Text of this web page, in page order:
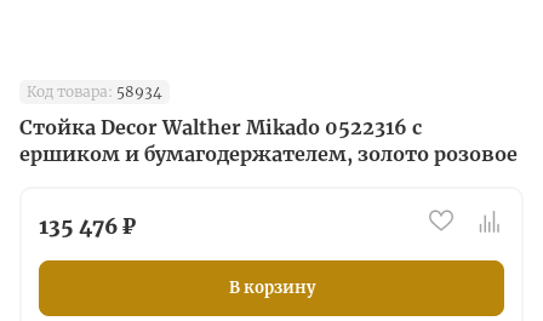
Код товара: 58934
Стойка Decor Walther Mikado 0522316 с
ершиком и бумагодержателем, золото розовое
135 476 ₽
В корзину